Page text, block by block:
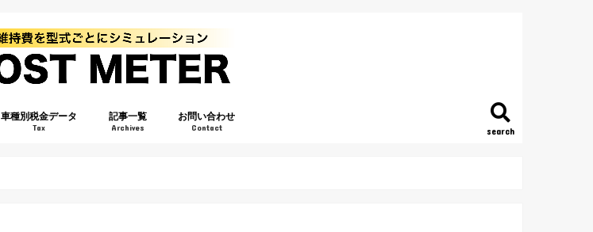
search
車種別税金データ
Tax
記事一覧
Archives
お問い合わせ
Contact